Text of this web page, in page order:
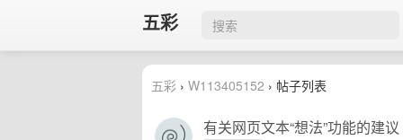
五彩
五彩 › W113405152 › 帖子列表
有关网页文本“想法”功能的建议